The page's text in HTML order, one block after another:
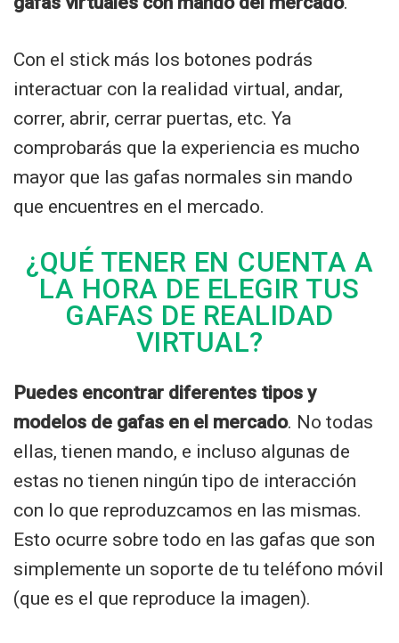
Con el stick más los botones podrás
interactuar con la realidad virtual, andar,
correr, abrir, cerrar puertas, etc. Ya
comprobarás que la experiencia es mucho
mayor que las gafas normales sin mando
que encuentres en el mercado.
¿QUÉ TENER EN CUENTA A
LA HORA DE ELEGIR TUS
GAFAS DE REALIDAD
VIRTUAL?
Puedes encontrar diferentes tipos y
modelos de gafas en el mercado. No todas
ellas, tienen mando, e incluso algunas de
estas no tienen ningún tipo de interacción
con lo que reproduzcamos en las mismas.
Esto ocurre sobre todo en las gafas que son
simplemente un soporte de tu teléfono móvil
(que es el que reproduce la imagen).